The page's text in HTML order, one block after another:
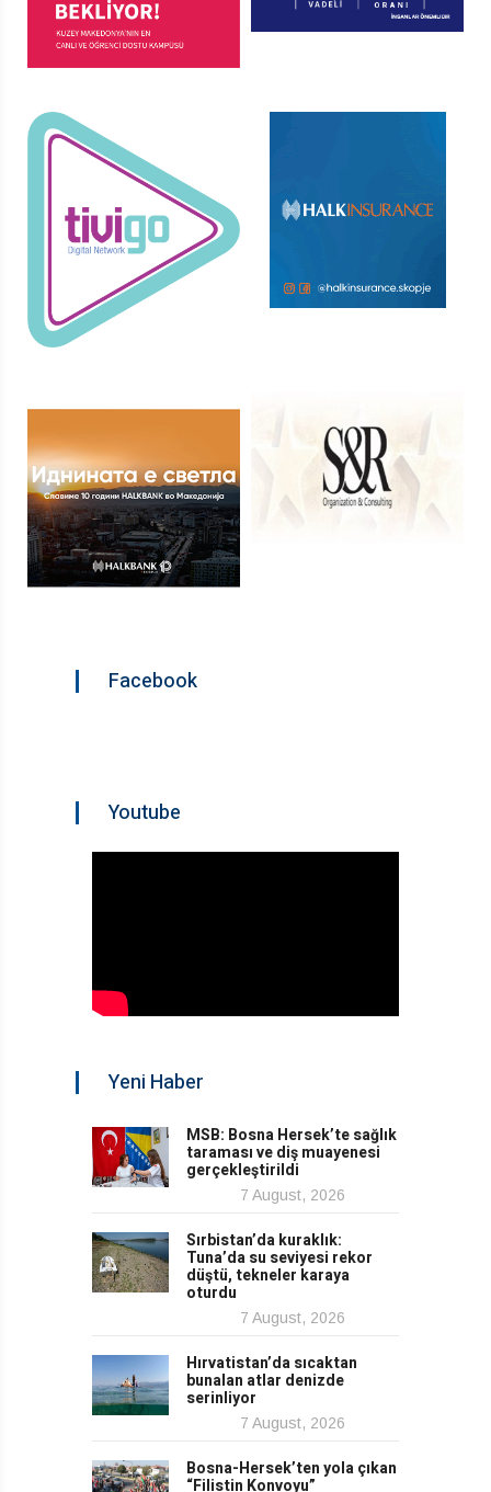
Facebook
Youtube
Yeni Haber
MSB: Bosna Hersek’te sağlık
taraması ve diş muayenesi
gerçekleştirildi
7 August, 2026
Sırbistan’da kuraklık:
Tuna’da su seviyesi rekor
düştü, tekneler karaya
oturdu
7 August, 2026
Hırvatistan’da sıcaktan
bunalan atlar denizde
serinliyor
7 August, 2026
Bosna-Hersek’ten yola çıkan
“Filistin Konvoyu”